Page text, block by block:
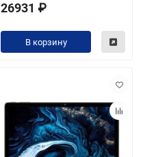
26931 ₽
В корзину